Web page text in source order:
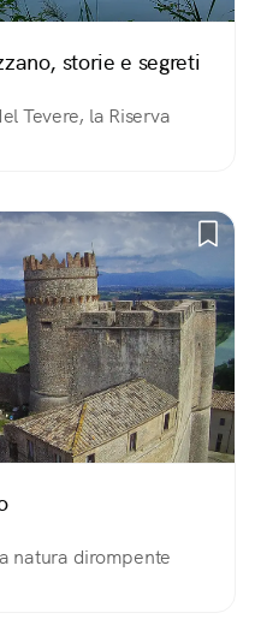
storie e segreti
Tevere, la Riserva
natura dirompente